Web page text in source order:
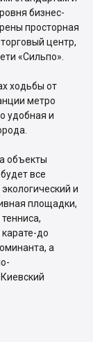
бизнес-
просторная
центр,
«Сильпо».
ходьбы от
метро
удобная и
объекты
все
и
площадки,
до
а